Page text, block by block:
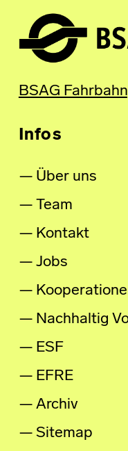
BSAG
Infos
Über uns
Team
Kontakt
Jobs
Nachhaltig
ESF
EFRE
Archiv
Sitemap